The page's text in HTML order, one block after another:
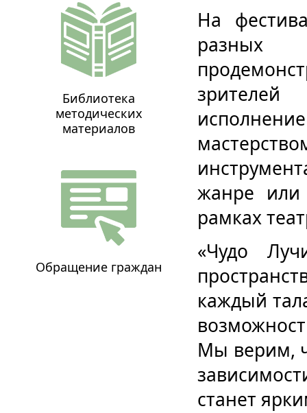
На
разных
жанре или
рамках
«Чудо
каждый
Мы верим,
станет
Библиотека
методических
материалов
Обращение граждан